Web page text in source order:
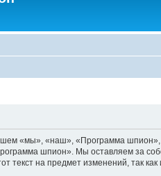
«мы», «наш», «Программа шпион»,
шпион». Мы оставляем за
текст на предмет изменений, так